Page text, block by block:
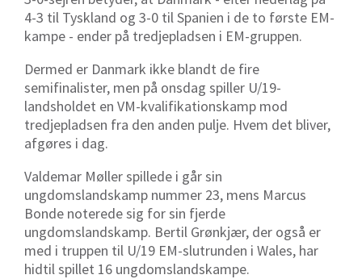
4-3 til Tyskland og 3-0 til Spanien i de to første EM-
kampe - ender på tredjepladsen i EM-gruppen.
Dermed er Danmark ikke blandt de fire
semifinalister, men på onsdag spiller U/19-
landsholdet en VM-kvalifikationskamp mod
tredjepladsen fra den anden pulje. Hvem det bliver,
afgøres i dag.
Valdemar Møller spillede i går sin
ungdomslandskamp nummer 23, mens Marcus
Bonde noterede sig for sin fjerde
ungdomslandskamp. Bertil Grønkjær, der også er
med i truppen til U/19 EM-slutrunden i Wales, har
hidtil spillet 16 ungdomslandskampe.